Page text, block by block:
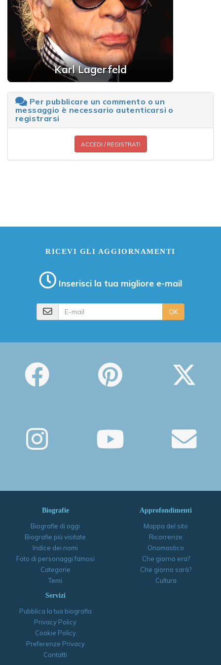
Karl Lagerfeld
Per pubblicare un commento o un
messaggio è necessario autenticarsi o
registrarsi
ACCEDI / REGISTRATI
RICEVI GLI AGGIORNAMENTI
Inserisci la tua migliore e-mail
OK
Biografie
Biografie di oggi
Biografie più visitate
Indice dei nomi
Foto di personaggi famosi
Categorie
Temi
Approfondimenti
Mappa del sito
Ricorrenze
Onomastico
Che giorno era?
Che giorno sarà?
Cultura
Servizi
Pubblica la tua biografia
Privacy Policy
Cookie Policy
Preferenze Privacy
Contatti